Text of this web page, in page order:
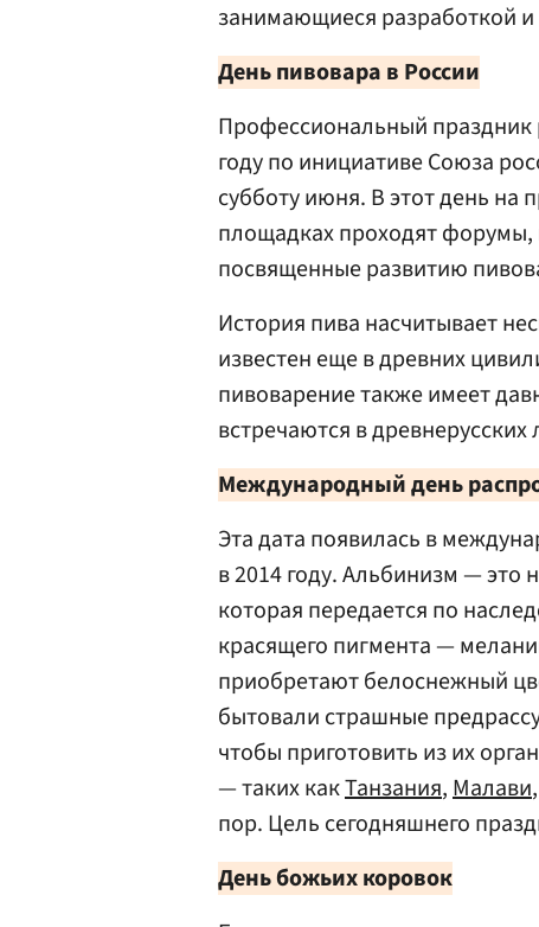
занимающиеся разработкой
День пивовара в России
Профессиональный праздник
году по инициативе Союза
субботу июня. В этот день на
площадках проходят форумы,
посвященные развитию
История пива насчитывает
известен еще в древних
пивоварение также имеет
встречаются в
Международный день
Эта дата появилась в
в 2014 году. Альбинизм — это
которая передается по
красящего пигмента —
приобретают белоснежный
бытовали страшные
чтобы приготовить из их
— таких какТанзания,Малави,
пор. Цель сегодняшнего
День божьих коровок